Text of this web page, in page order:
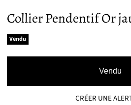
Collier Pendentif Or
Vendu
Vendu
CRÉER UNE